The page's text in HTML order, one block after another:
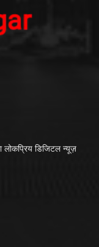
डिजिटल न्यूज़